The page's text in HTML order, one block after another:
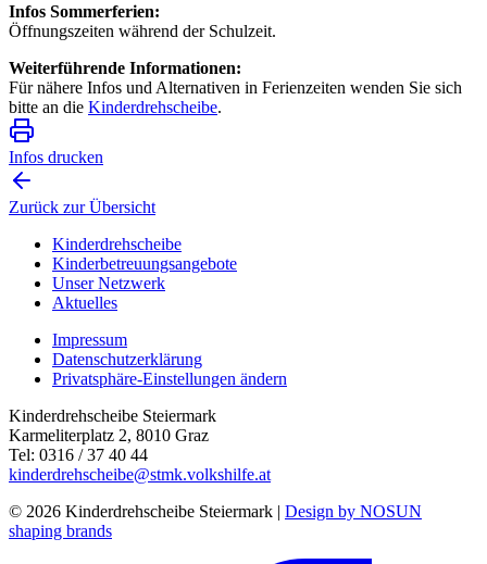
Infos Sommerferien:
Öffnungszeiten während der Schulzeit.
Weiterführende Informationen:
Für nähere Infos und Alternativen in Ferienzeiten wenden Sie sich
bitte an die Kinderdrehscheibe.
Infos drucken
Zurück zur Übersicht
Kinderdrehscheibe
Kinderbetreuungs­angebote
Unser Netzwerk
Aktuelles
Impressum
Datenschutzerklärung
Privatsphäre-Einstellungen ändern
Kinderdrehscheibe Steiermark
Karmeliterplatz 2, 8010 Graz
Tel: 0316 / 37 40 44
kinderdrehscheibe@stmk.volkshilfe.at
© 2026 Kinderdrehscheibe Steiermark | Design by NOSUN
shaping brands